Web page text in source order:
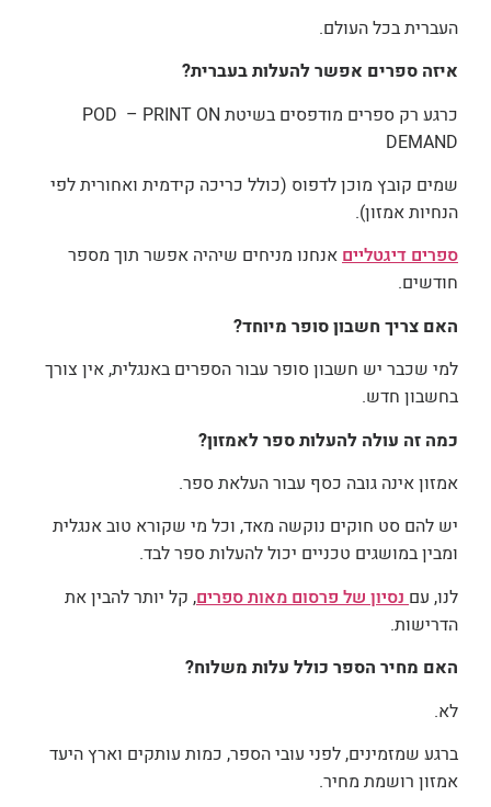
העברית בכל העולם.
איזה ספרים אפשר להעלות בעברית?
כרגע רק ספרים מודפסים בשיטת POD – PRINT ON
DEMAND
שמים קובץ מוכן לדפוס (כולל כריכה קידמית ואחורית לפי
הנחיות אמזון).
ספרים דיגטלייםאנחנו מניחים שיהיה אפשר תוך מספר
חודשים.
האם צריך חשבון סופר מיוחד?
למי שכבר יש חשבון סופר עבור הספרים באנגלית, אין צורך
בחשבון חדש.
כמה זה עולה להעלות ספר לאמזון?
אמזון אינה גובה כסף עבור העלאת ספר.
יש להם סט חוקים נוקשה מאד, וכל מי שקורא טוב אנגלית
ומבין במושגים טכניים יכול להעלות ספר לבד.
לנו, עםנסיון של פרסום מאות ספרים, קל יותר להבין את
הדרישות.
האם מחיר הספר כולל עלות משלוח?
לא.
ברגע שמזמינים, לפני עובי הספר, כמות עותקים וארץ היעד
אמזון רושמת מחיר.